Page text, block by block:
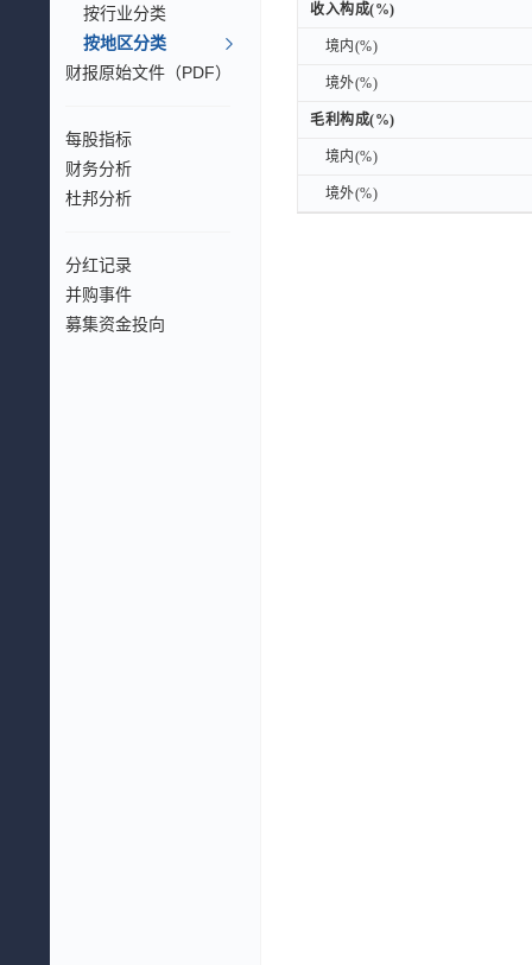
按行业分类
按地区分类
财报原始文件（PDF）
每股指标
财务分析
杜邦分析
分红记录
并购事件
募集资金投向
收入构成(%)
境内(%)
境外(%)
毛利构成(%)
境内(%)
境外(%)
收入构成(%)
境内(%)
境外(%)
毛利构成(%)
境内(%)
境外(%)